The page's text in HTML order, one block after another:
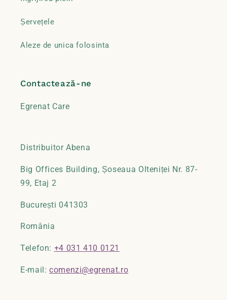
Șervețele
Aleze de unica folosinta
Contactează-ne
Egrenat Care
Distribuitor Abena
Big Offices Building, Șoseaua Olteniței Nr. 87-
99, Etaj 2
București 041303
România
Telefon: +4 031 410 0121
E-mail:comenzi@egrenat.ro